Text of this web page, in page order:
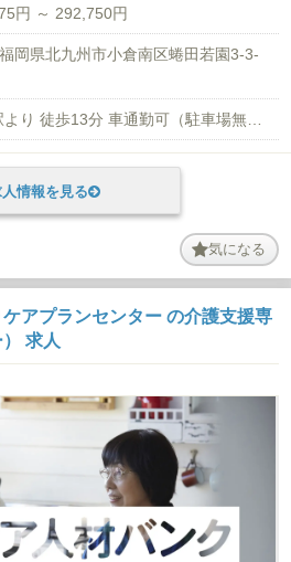
円 ～ 292,750円
岡県北九州市小倉南区蜷田若園3-3-
情報を見る
気になる
ケアプランセンター の介護支援専
求人